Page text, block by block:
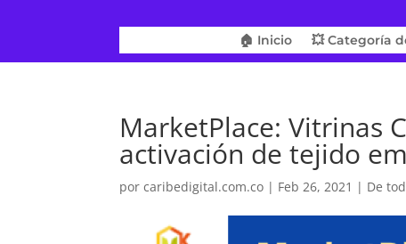
🏠 Inicio 💥 Categoría
MarketPlace: Vitrinas
activación de tejido
porcaribedigital.com.co | Feb 26, 2021 | De